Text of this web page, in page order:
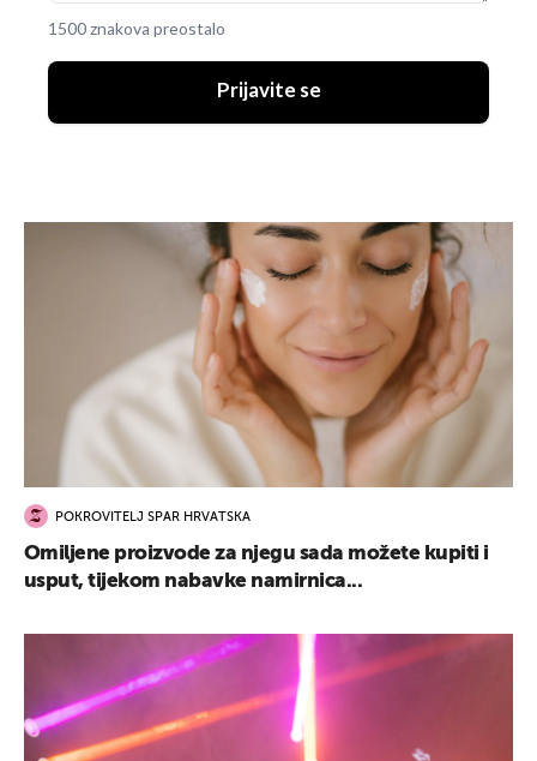
1500 znakova preostalo
Prijavite se
POKROVITELJ SPAR HRVATSKA
Omiljene proizvode za njegu sada možete kupiti i
usput, tijekom nabavke namirnica...